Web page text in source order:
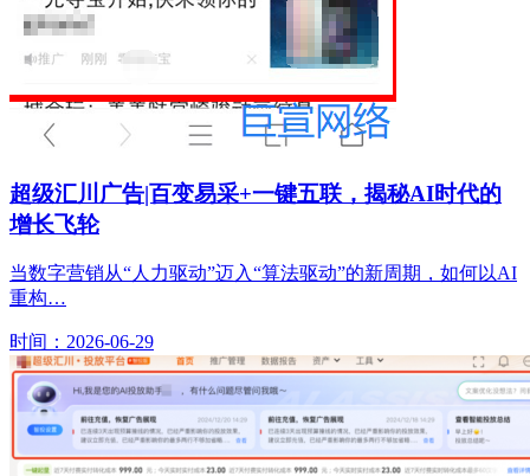
超级汇川广告|百变易采+一键五联，揭秘AI时代的
增长飞轮
当数字营销从“人力驱动”迈入“算法驱动”的新周期，如何以AI
重构…
时间：2026-06-29